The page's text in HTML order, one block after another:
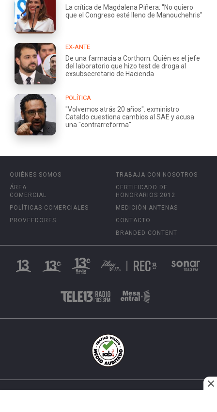
La crítica de Magdalena Piñera: "No quiero
que el Congreso esté lleno de Manouchehris"
EX-ANTE
De una farmacia a Corthorn: Quién es el jefe
del laboratorio que hizo test de droga al
exsubsecretario de Hacienda
POLÍTICA
"Volvemos atrás 20 años": exministro
Cataldo cuestiona cambios al SAE y acusa
una "contrarreforma"
QUIÉNES SOMOS
ÁREA
COMERCIAL
POLÍTICAS COMERCIALES
PROVEEDORES
TRABAJA CON NOSOTROS
CERTIFICADO DE
HONORARIOS 2012
MEDICIÓN ANTENAS
CONTACTO
BRANDED CONTENT